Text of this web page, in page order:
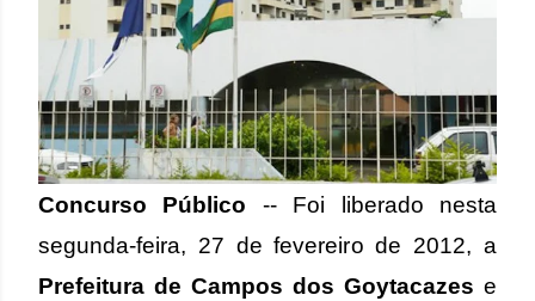
Concurso Público -- Foi liberado nesta
segunda-feira, 27 de fevereiro de 2012, a
Prefeitura de Campos dos Goytacazes e